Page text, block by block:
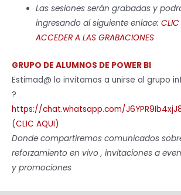
Las sesiones serán grabadas y
ingresando al siguiente enlace: CLIC
ACCEDER A LAS GRABACIONES
GRUPO DE ALUMNOS DE POWER BI
Estimad@ lo invitamos a unirse al grupo
?
https://chat.whatsapp.com/
(CLIC AQUI)
Donde compartiremos comunicados
reforzamiento en vivo , invitaciones a
y promociones